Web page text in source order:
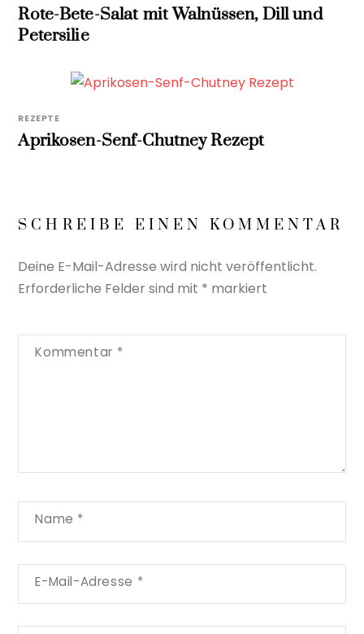
Rote-Bete-Salat mit Walnüssen, Dill und
Petersilie
REZEPTE
Aprikosen-Senf-Chutney Rezept
SCHREIBE EINEN KOMMENTAR
Deine E-Mail-Adresse wird nicht veröffentlicht.
Erforderliche Felder sind mit * markiert
Kommentar *
Name *
E-Mail-Adresse *